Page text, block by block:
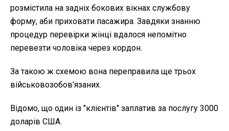
розмістила на задніх бокових вікнах службову
форму, аби приховати пасажира. Завдяки знанню
процедур перевірки жінці вдалося непомітно
перевезти чоловіка через кордон.
За такою ж схемою вона переправила ще трьох
військовозобов’язаних.
Відомо, що один із "клієнтів" заплатив за послугу 3000
доларів США.